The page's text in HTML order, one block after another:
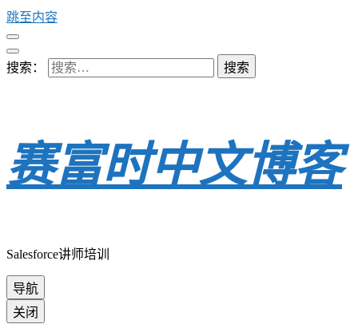
跳至内容
搜索：
赛富时中文博客
Salesforce讲师培训
导航
关闭